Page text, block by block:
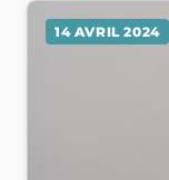
14 AVRIL 2024